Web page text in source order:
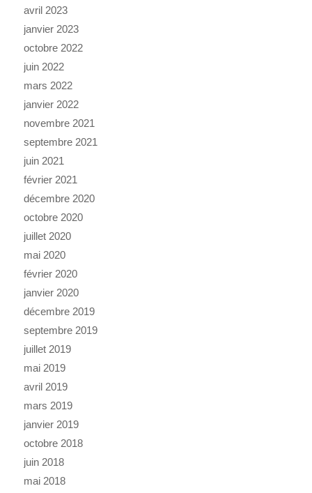
avril 2023
janvier 2023
octobre 2022
juin 2022
mars 2022
janvier 2022
novembre 2021
septembre 2021
juin 2021
février 2021
décembre 2020
octobre 2020
juillet 2020
mai 2020
février 2020
janvier 2020
décembre 2019
septembre 2019
juillet 2019
mai 2019
avril 2019
mars 2019
janvier 2019
octobre 2018
juin 2018
mai 2018